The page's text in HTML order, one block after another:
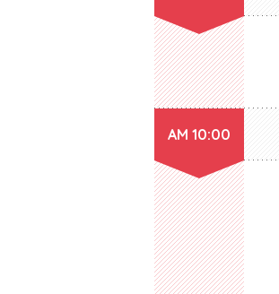
AM 10:00